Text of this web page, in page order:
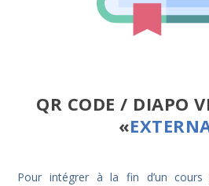
QR CODE / DIAPO
«
Pour intégrer à la fin d’un